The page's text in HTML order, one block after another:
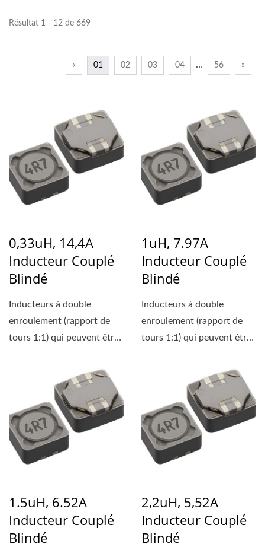
Résultat 1 - 12 de 669
« 01 02 03 04 … 56 »
0,33uH, 14,4A
Inducteur Couplé
Blindé
Inducteurs à double
enroulement (rapport de
tours 1:1) qui peuvent être
1uH, 7.97A
Inducteur Couplé
Blindé
Inducteurs à double
enroulement (rapport de
tours 1:1) qui peuvent être
1.5uH, 6.52A
Inducteur Couplé
Blindé
2,2uH, 5,52A
Inducteur Couplé
Blindé